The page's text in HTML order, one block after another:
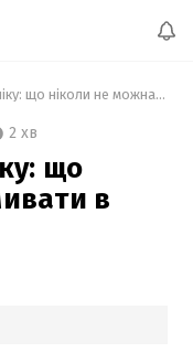
Це вбиває сантехніку: що ніколи не можна змивати в унітаз
2 хв
що
в